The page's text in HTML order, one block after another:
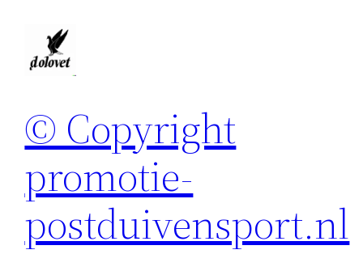
© Copyright
promotie-
postduivensport.nl